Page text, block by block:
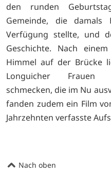
den runden
Gemeinde, die
Verfügung stellte, und
Geschichte. Nach
Himmel auf der Brücke
Longuicher Frauen
schmecken, die im Nu
fanden zudem ein Film
Jahrzehnten verfasste
Nach oben